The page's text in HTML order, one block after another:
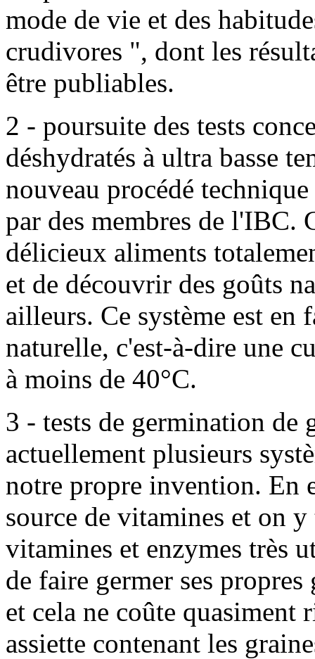
mode de vie et des
crudivores ", dont les
être publiables.
2 - poursuite des tests
déshydratés à ultra basse
nouveau procédé
par des membres de l'IBC.
délicieux aliments
et de découvrir des goûts
ailleurs. Ce système est en
naturelle, c'est-à-dire une
à moins de 40°C.
3 - tests de germination de
actuellement plusieurs
notre propre invention. En
source de vitamines et on
vitamines et enzymes très
de faire germer ses
et cela ne coûte quasiment
assiette contenant les